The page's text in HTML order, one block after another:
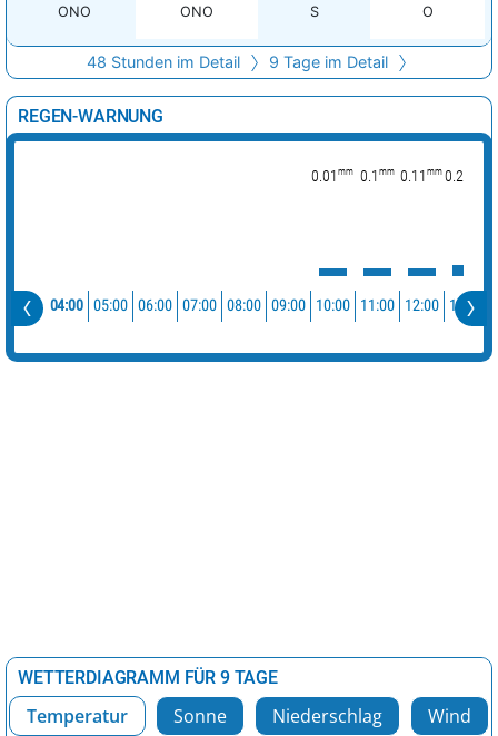
ONO
ONO
S
O
48 Stunden im Detail 9 Tage im Detail
REGEN-WARNUNG
0.01 mm 0.1 mm 0.11 mm 0.21
04:00 05:00 06:00 07:00 08:00 09:00 10:00 11:00 12:00 13:00
WETTERDIAGRAMM FÜR 9 TAGE
Temperatur Sonne Niederschlag Wind